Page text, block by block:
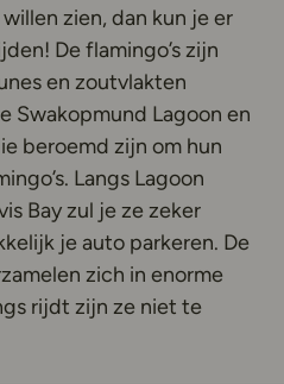
zien, dan kun je er
De flamingo’s zijn
en zoutvlakten
Swakopmund Lagoon en
beroemd zijn om hun
Langs Lagoon
Bay zul je ze zeker
je auto parkeren. De
zich in enorme
rijdt zijn ze niet te